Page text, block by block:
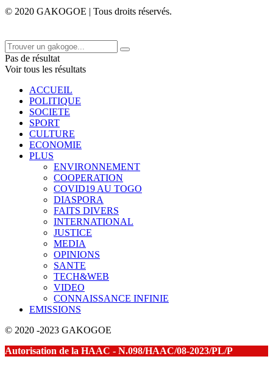
© 2020 GAKOGOE | Tous droits réservés.
Pas de résultat
Voir tous les résultats
ACCUEIL
POLITIQUE
SOCIETE
SPORT
CULTURE
ECONOMIE
PLUS
ENVIRONNEMENT
COOPERATION
COVID19 AU TOGO
DIASPORA
FAITS DIVERS
INTERNATIONAL
JUSTICE
MEDIA
OPINIONS
SANTE
TECH&WEB
VIDEO
CONNAISSANCE INFINIE
EMISSIONS
© 2020 -2023 GAKOGOE
Autorisation de la HAAC - N.098/HAAC/08-2023/PL/P